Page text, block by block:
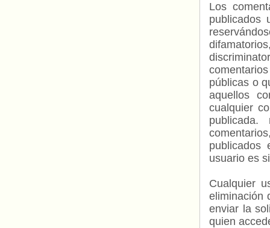
Los
publicados
públicas o
aquellos
cualquier
usuario es
Cualquier
eliminación
enviar la
quien